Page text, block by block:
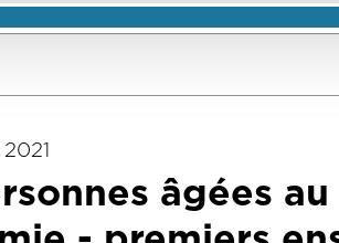
âgées